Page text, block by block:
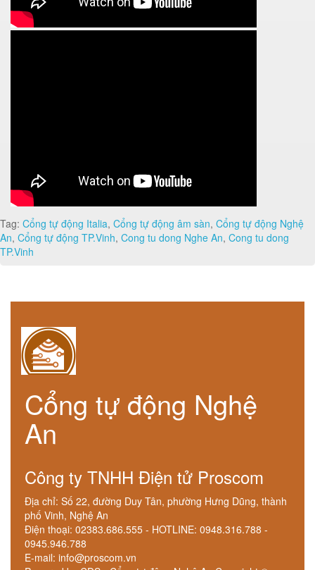
Tag: Cổng tự động Italia, Cổng tự động âm sàn, Cổng tự động Nghệ
An, Cổng tự động TP.Vinh, Cong tu dong Nghe An, Cong tu dong
TP.Vinh
Cổng tự động Nghệ
An
Công ty TNHH Điện tử Proscom
Địa chỉ: Số 22, đường Duy Tân, phường Hưng Dũng, thành
phố Vinh, Nghệ An
Điện thoại: 02383.686.555 - HOTLINE: 0948.316.788 -
0945.946.788
E-mail: info@proscom.vn